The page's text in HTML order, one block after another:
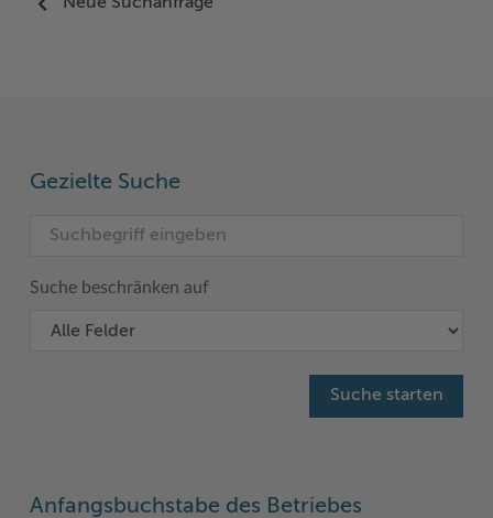
Gezielte Suche
Suche beschränken auf
Anfangsbuchstabe des Betriebes